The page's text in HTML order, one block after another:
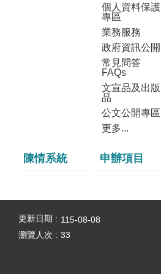
個人資料保護
專區
業務服務
政府資訊公開
常見問答
FAQs
文宣品及出版
品
公文公開專區
更多...
陳情系統 申辦項目
更新日期
115-08-08
瀏覽人次
33